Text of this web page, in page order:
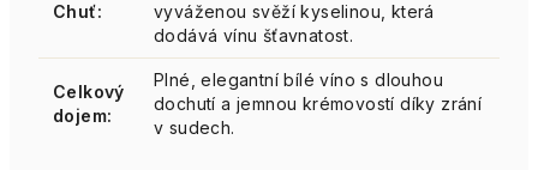
Chuť:
vyváženou svěží kyselinou, která
dodává vínu šťavnatost.
Celkový
dojem:
Plné, elegantní bílé víno s dlouhou
dochutí a jemnou krémovostí díky zrání
v sudech.